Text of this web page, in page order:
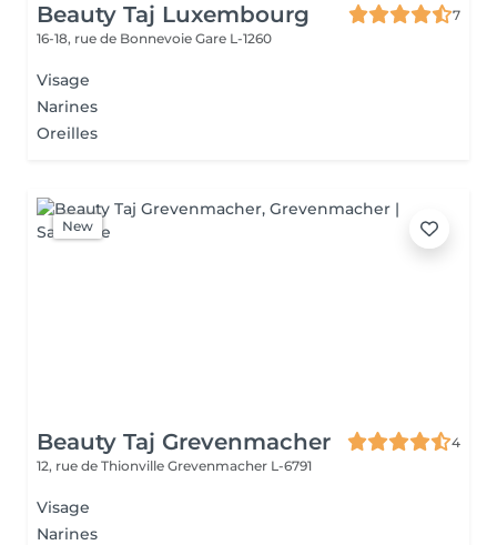
Beauty Taj Luxembourg
7
16-18, rue de Bonnevoie Gare L-1260
Visage
Narines
Oreilles
New
Beauty Taj Grevenmacher
4
12, rue de Thionville Grevenmacher L-6791
Visage
Narines